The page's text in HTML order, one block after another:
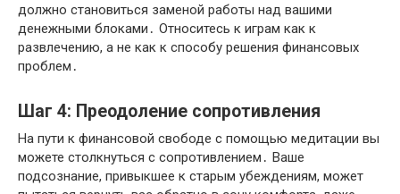
должно становиться заменой работы над вашими
денежными блоками․ Относитесь к играм как к
развлечению, а не как к способу решения финансовых
проблем․
Шаг 4: Преодоление сопротивления
На пути к финансовой свободе с помощью медитации вы
можете столкнуться с сопротивлением․ Ваше
подсознание, привыкшее к старым убеждениям, может